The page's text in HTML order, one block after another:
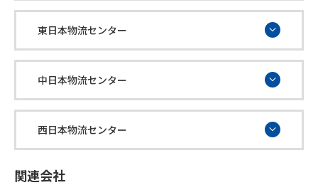
東日本物流センター
中日本物流センター
西日本物流センター
関連会社